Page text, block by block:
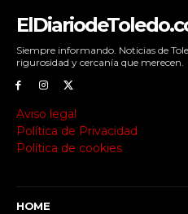
Siempre informando. Noticias de
rigurosidad y cercanía que merecen.
Aviso legal
Política de Privacidad
Política de cookies
HOME